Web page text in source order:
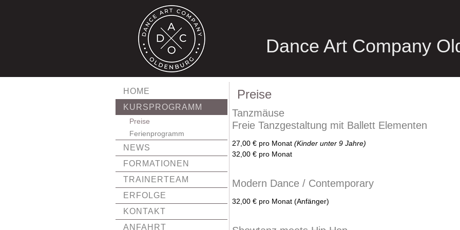
Dance Art Company
HOME
KURSPROGRAMM
Preise
Ferienprogramm
NEWS
FORMATIONEN
TRAINERTEAM
ERFOLGE
KONTAKT
ANFAHRT
Preise
Tanzmäuse
Freie Tanzgestaltung mit Ballett Elementen
27,00 € pro Monat (Kinder unter 9 Jahre)
32,00 € pro Monat
Modern Dance / Contemporary
32,00 € pro Monat (Anfänger)